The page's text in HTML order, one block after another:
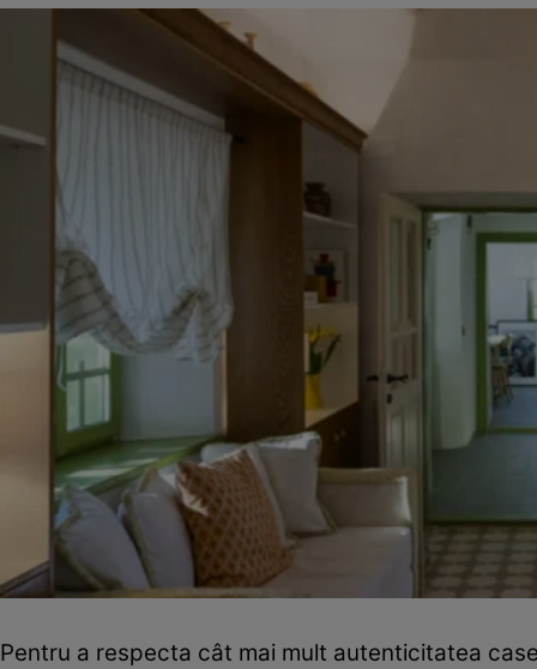
Pentru a respecta cât mai mult autenticitatea